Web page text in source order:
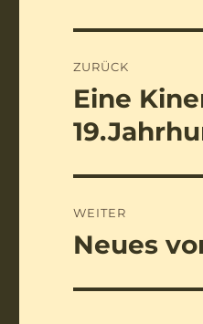
ZURÜCK
Vorheriger
Beitrag:
Eine
WEITER
Nächster
Neues